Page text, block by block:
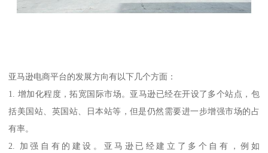
亚马逊电商平台的发展方向有以下几个方面：
1. 增加化程度，拓宽国际市场。亚马逊已经在开设了多个站点，包
括美国站、英国站、日本站等，但是仍然需要进一步增强市场的占
有率。
2. 加强自有的建设。亚马逊已经建立了多个自有，例如